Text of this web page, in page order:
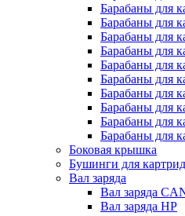
Барабаны для
Барабаны для
Барабаны для
Барабаны для
Барабаны для
Барабаны для
Барабаны для
Барабаны для
Барабаны для
Барабаны для
Боковая крышка
Бушинги для
Вал заряда
Вал заряда
Вал заряда HP